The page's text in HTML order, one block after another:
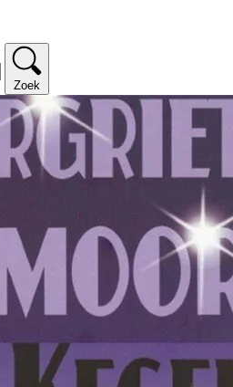
Zoek